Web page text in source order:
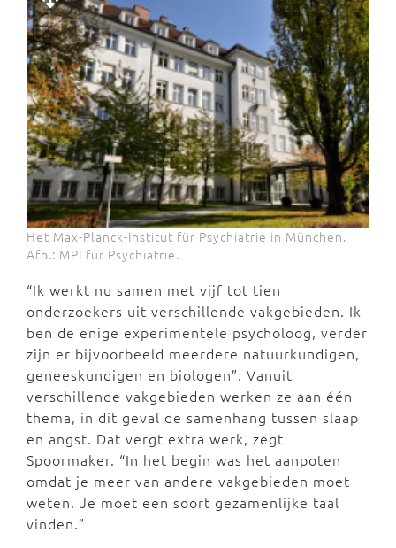
Het Max-Planck-Institut für Psychiatrie in München.
Afb.: MPI für Psychiatrie.
“Ik werkt nu samen met vijf tot tien
onderzoekers uit verschillende vakgebieden. Ik
ben de enige experimentele psycholoog, verder
zijn er bijvoorbeeld meerdere natuurkundigen,
geneeskundigen en biologen”. Vanuit
verschillende vakgebieden werken ze aan één
thema, in dit geval de samenhang tussen slaap
en angst. Dat vergt extra werk, zegt
Spoormaker. “In het begin was het aanpoten
omdat je meer van andere vakgebieden moet
weten. Je moet een soort gezamenlijke taal
vinden.”